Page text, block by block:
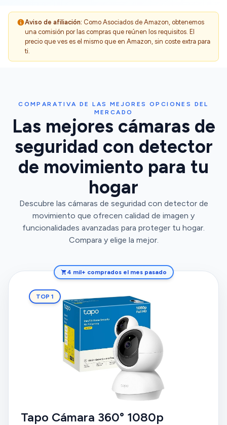
Aviso de afiliación: Como Asociados de Amazon, obtenemos
una comisión por las compras que reúnen los requisitos. El
precio que ves es el mismo que en Amazon, sin coste extra para
ti.
COMPARATIVA DE LAS MEJORES OPCIONES DEL
MERCADO
Las mejores cámaras de
seguridad con detector
de movimiento para tu
hogar
Descubre las cámaras de seguridad con detector de
movimiento que ofrecen calidad de imagen y
funcionalidades avanzadas para proteger tu hogar.
Compara y elige la mejor.
4 mil+ comprados el mes pasado
TOP 1
Tapo Cámara 360° 1080p